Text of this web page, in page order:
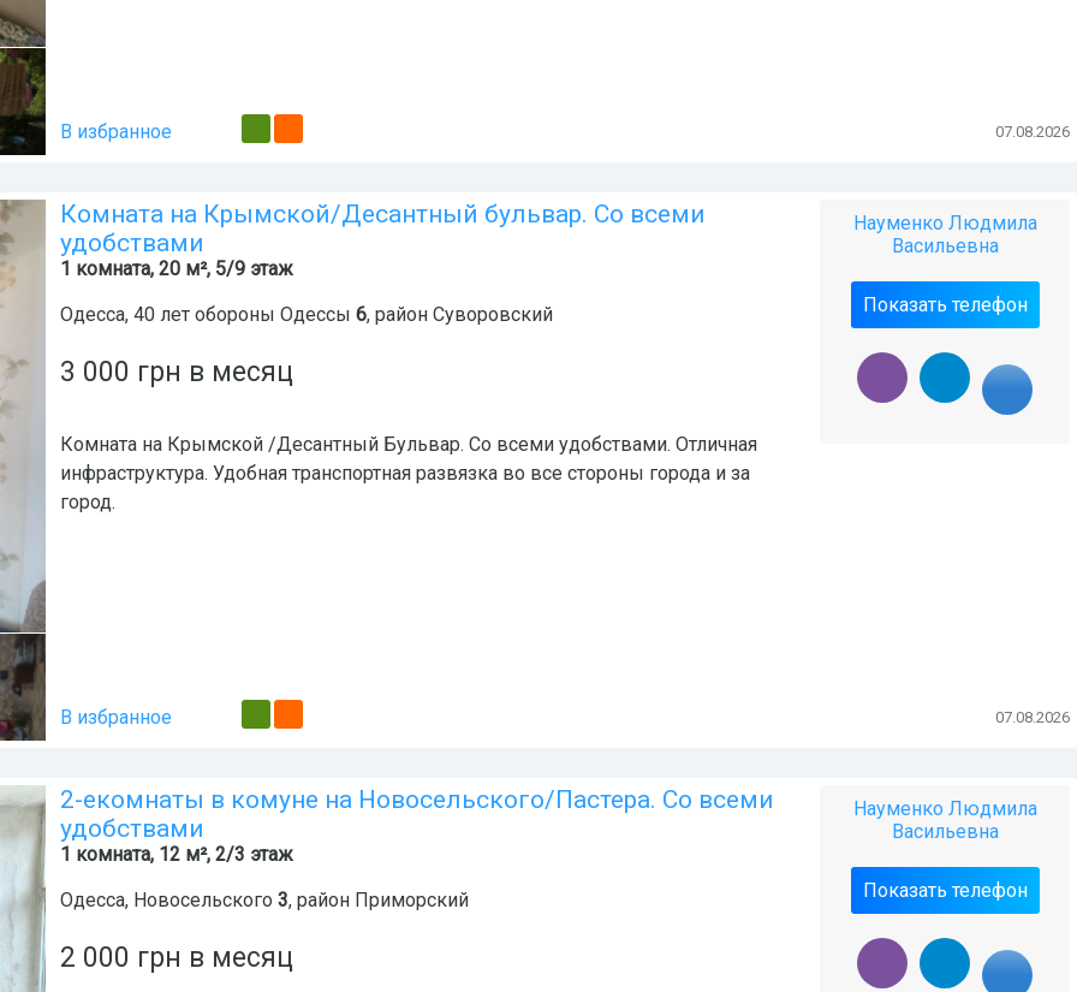
В избранное 07.08.2026
Комната на Крымской/Десантный бульвар. Со всеми
удобствами
1 комната, 20 м², 5/9 этаж
Одесса, 40 лет обороны Одессы 6, район Суворовский
3 000 грн в месяц
Комната на Крымской /Десантный Бульвар. Со всеми удобствами. Отличная
инфраструктура. Удобная транспортная развязка во все стороны города и за
город.
Науменко Людмила
Васильевна
Показать телефон
В избранное 07.08.2026
2-екомнаты в комуне на Новосельского/Пастера. Со всеми
удобствами
1 комната, 12 м², 2/3 этаж
Одесса, Новосельского 3, район Приморский
2 000 грн в месяц
Науменко Людмила
Васильевна
Показать телефон